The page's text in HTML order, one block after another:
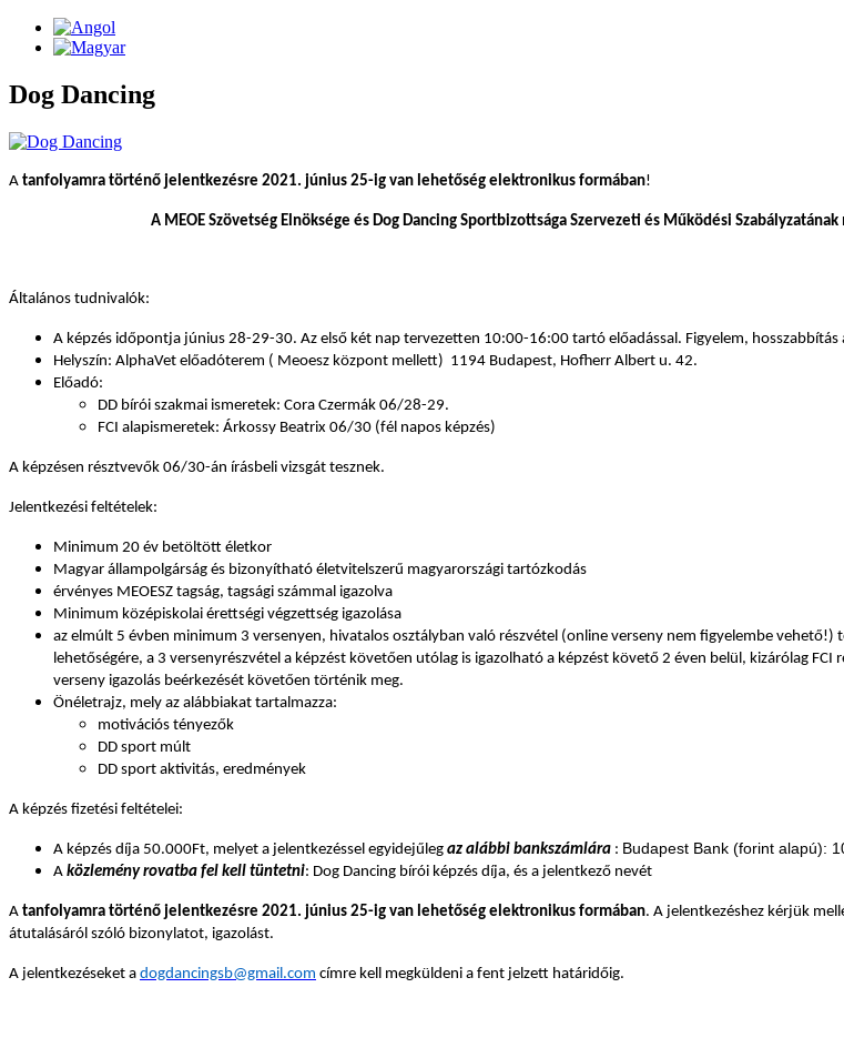
Dog Dancing
A tanfolyamra történő jelentkezésre 2021. június 25-ig van lehetőség elektronikus formában!
A MEOE Szövetség Elnöksége és Dog Dancing Sportbizottsága Szervezeti és Működési
Általános tudnivalók:
A képzés időpontja június 28-29-30. Az első két nap tervezetten 10:00-16:00 tartó előadással. Figyelem, hosszabbítás
Helyszín: AlphaVet előadóterem ( Meoesz központ mellett) 1194 Budapest, Hofherr Albert u. 42.
Előadó:
DD bírói szakmai ismeretek: Cora Czermák 06/28-29.
FCI alapismeretek: Árkossy Beatrix 06/30 (fél napos képzés)
A képzésen résztvevők 06/30-án írásbeli vizsgát tesznek.
Jelentkezési feltételek:
Minimum 20 év betöltött életkor
Magyar állampolgárság és bizonyítható életvitelszerű magyarországi tartózkodás
érvényes MEOESZ tagság, tagsági számmal igazolva
Minimum középiskolai érettségi végzettség igazolása
az elmúlt 5 évben minimum 3 versenyen, hivatalos osztályban való részvétel (online verseny nem figyelembe
lehetőségére, a 3 versenyrészvétel a képzést követően utólag is igazolható a képzést követő 2 éven belül, kizárólag
verseny igazolás beérkezését követően történik meg.
Önéletrajz, mely az alábbiakat tartalmazza:
motivációs tényezők
DD sport múlt
DD sport aktivitás, eredmények
A képzés fizetési feltételei:
A képzés díja 50.000Ft, melyet a jelentkezéssel egyidejűleg az alábbi bankszámlára : Budapest Bank (forint alapú):
A közlemény rovatba fel kell tüntetni: Dog Dancing bírói képzés díja, és a jelentkező nevét
A tanfolyamra történő jelentkezésre 2021. június 25-ig van lehetőség elektronikus formában. A jelentkezéshez kérjük
átutalásáról szóló bizonylatot, igazolást.
A jelentkezéseket a dogdancingsb@gmail.com címre kell megküldeni a fent jelzett határidőig.